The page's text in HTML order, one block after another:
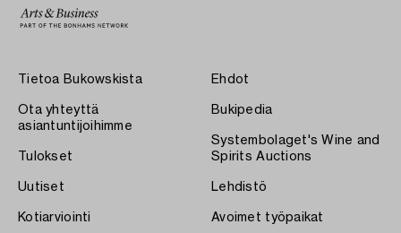
Tietoa Bukowskista
Ota yhteyttä
asiantuntijoihimme
Tulokset
Uutiset
Kotiarviointi
Ehdot
Bukipedia
Systembolaget's Wine and
Spirits Auctions
Lehdistö
Avoimet työpaikat